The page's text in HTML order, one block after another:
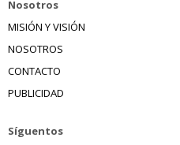
Nosotros
MISIÓN Y VISIÓN
NOSOTROS
CONTACTO
PUBLICIDAD
Síguentos